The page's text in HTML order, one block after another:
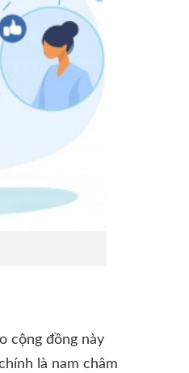
cộng đồng này
là nam châm